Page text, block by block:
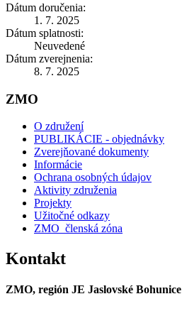
Dátum doručenia:
1. 7. 2025
Dátum splatnosti:
Neuvedené
Dátum zverejnenia:
8. 7. 2025
ZMO
O združení
PUBLIKÁCIE - objednávky
Zverejňované dokumenty
Informácie
Ochrana osobných údajov
Aktivity združenia
Projekty
Užitočné odkazy
ZMO_členská zóna
Kontakt
ZMO, región JE Jaslovské Bohunice